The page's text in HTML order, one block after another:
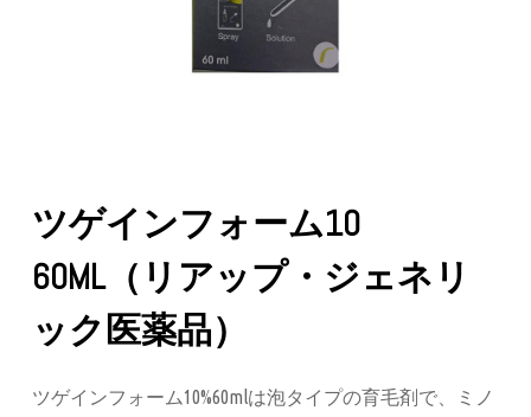
ツゲインフォーム10
60ML（リアップ・ジェネリ
ック医薬品）
ツゲインフォーム10%60mlは泡タイプの育毛剤で、ミノ